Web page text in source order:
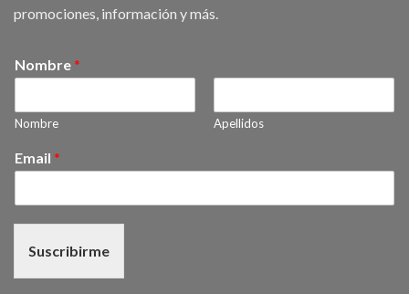
promociones, información y más.
Nombre *
Nombre Apellidos
Email *
Suscribirme